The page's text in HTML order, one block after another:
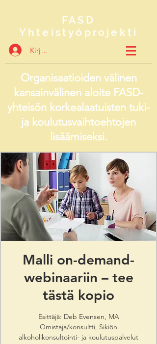
FASD
Yhteistyöprojekti
Kirjaudu
Organisaatioiden välinen
kansainvälinen aloite FASD-
yhteisön korkealaatuisten tuki-
ja koulutusvaihtoehtojen
lisäämiseksi.
Malli on-demand-
webinaariin – tee
tästä kopio
Esittäjä: Deb Evensen, MA
Omistaja/konsultti, Sikiön
alkoholikonsultointi- ja koulutuspalvelut